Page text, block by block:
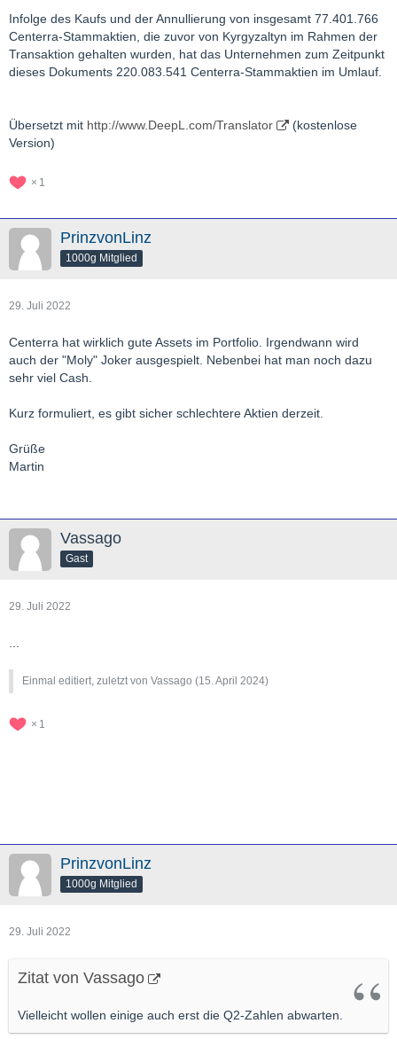
Infolge des Kaufs und der Annullierung von insgesamt 77.401.766
Centerra-Stammaktien, die zuvor von Kyrgyzaltyn im Rahmen der
Transaktion gehalten wurden, hat das Unternehmen zum Zeitpunkt
dieses Dokuments 220.083.541 Centerra-Stammaktien im Umlauf.
Übersetzt mit http://www.DeepL.com/Translator
(kostenlose
Version)
1
PrinzvonLinz
1000g Mitglied
29. Juli 2022
Centerra hat wirklich gute Assets im Portfolio. Irgendwann wird
auch der "Moly" Joker ausgespielt. Nebenbei hat man noch dazu
sehr viel Cash.
Kurz formuliert, es gibt sicher schlechtere Aktien derzeit.
Grüße
Martin
Vassago
Gast
29. Juli 2022
...
Einmal editiert, zuletzt von Vassago (15. April 2024)
1
PrinzvonLinz
1000g Mitglied
29. Juli 2022
Zitat von Vassago
Vielleicht wollen einige auch erst die Q2-Zahlen abwarten.